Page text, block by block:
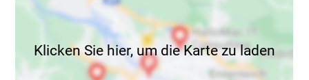
Klicken Sie hier, um die Karte zu laden